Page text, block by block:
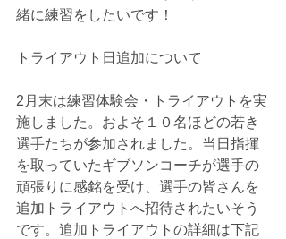
緒に練習をしたいです！
トライアウト日追加について
2月末は練習体験会・トライアウトを実
施しました。およそ１０名ほどの若き
選手たちが参加されました。当日指揮
を取っていたギブソンコーチが選手の
頑張りに感銘を受け、選手の皆さんを
追加トライアウトへ招待されたいそう
です。追加トライアウトの詳細は下記